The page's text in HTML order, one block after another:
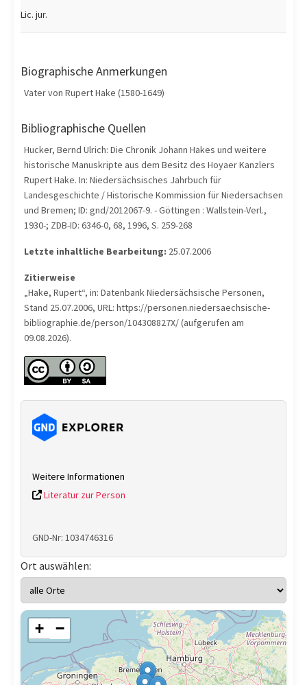
Lic. jur.
Biographische Anmerkungen
Vater von Rupert Hake (1580-1649)
Bibliographische Quellen
Hucker, Bernd Ulrich: Die Chronik Johann Hakes und weitere
historische Manuskripte aus dem Besitz des Hoyaer Kanzlers
Rupert Hake. In: Niedersächsisches Jahrbuch für
Landesgeschichte / Historische Kommission für Niedersachsen
und Bremen; ID: gnd/2012067-9. - Göttingen : Wallstein-Verl.,
1930-; ZDB-ID: 6346-0, 68, 1996, S. 259-268
Letzte inhaltliche Bearbeitung: 25.07.2006
Zitierweise
„Hake, Rupert“, in: Datenbank Niedersächsische Personen,
Stand 25.07.2006, URL: https://personen.niedersaechsische-
bibliographie.de/person/104308827X/ (aufgerufen am
09.08.2026).
Weitere Informationen
Literatur zur Person
GND-Nr: 1034746316
Ort auswählen:
+ −